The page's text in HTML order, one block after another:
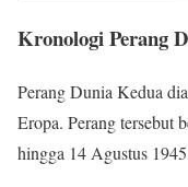
Kronologi Perang
Perang Dunia Kedua
Eropa. Perang tersebut
hingga 14 Agustus